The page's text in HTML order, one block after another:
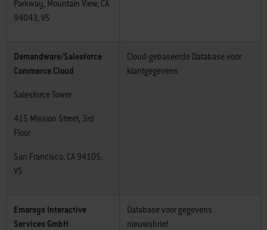
Parkway, Mountain View, CA
94043, VS
Demandware/Salesforce
Commerce Cloud
Salesforce Tower
415 Mission Street, 3rd
Floor
San Francisco, CA 94105,
VS
Cloud-gebaseerde Database voor
klantgegevens
Emarsys Interactive
Services GmbH
Database voor gegevens
nieuwsbrief